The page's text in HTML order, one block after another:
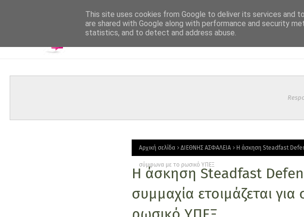
Αρχική σελίδα ΔΙΕΘΝΗΣ ΑΣΦΑΛΕΙΑ Η άσκηση Steadfast
σύμφωνα με το ρωσικό ΥΠΕΞ
Η άσκηση Steadfast
συμμαχία ετοιμάζεται
This site uses cookies from Google to deliver its services and
are shared with Google along with performance and security
statistics, and to detect and address abuse.